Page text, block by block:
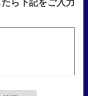
ら下記をご入力